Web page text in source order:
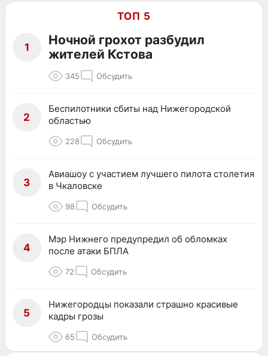
ТОП 5
1
Ночной грохот разбудил
жителей Кстова
345 Обсудить
2
Беспилотники сбиты над Нижегородской
областью
228 Обсудить
3
Авиашоу с участием лучшего пилота столетия
в Чкаловске
98 Обсудить
4
Мэр Нижнего предупредил об обломках
после атаки БПЛА
72 Обсудить
5
Нижегородцы показали страшно красивые
кадры грозы
65 Обсудить